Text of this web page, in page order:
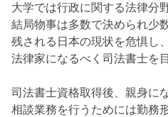
大学では行政に関する法律分
結局物事は多数で決められ少
残される日本の現状を危惧し
法律家になるべく司法書士を
司法書士資格取得後、親身に
相談業務を行うためには勤務